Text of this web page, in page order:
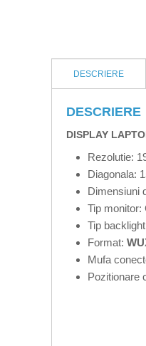
DESCRIERE
DESCRIERE
DISPLAY
Rezolutie:
Diagonala:
Dimensiuni
Tip
Tip
Format:
Mufa
Pozitionare